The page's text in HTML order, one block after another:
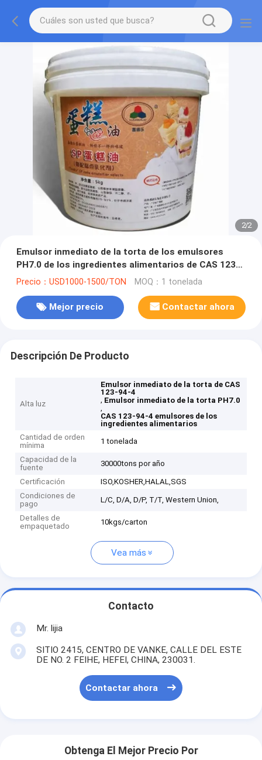
2/2
Emulsor inmediato de la torta de los emulsores
PH7.0 de los ingredientes alimentarios de CAS 123-
94-4
Precio：USD1000-1500/TON MOQ：1 tonelada
Mejor precio Contactar ahora
Descripción De Producto
Alta luz
Emulsor inmediato de la torta de CAS
123-94-4
, Emulsor inmediato de la torta PH7.0
,
CAS 123-94-4 emulsores de los
ingredientes alimentarios
Cantidad de orden
mínima
1 tonelada
Capacidad de la
fuente
30000tons por año
Certificación
ISO,KOSHER,HALAL,SGS
Condiciones de
pago
L/C, D/A, D/P, T/T, Western Union,
Detalles de
empaquetado
10kgs/carton
Vea más
Contacto
Mr. lijia
SITIO 2415, CENTRO DE VANKE, CALLE DEL ESTE
DE NO. 2 FEIHE, HEFEI, CHINA, 230031.
Contactar ahora
Obtenga El Mejor Precio Por